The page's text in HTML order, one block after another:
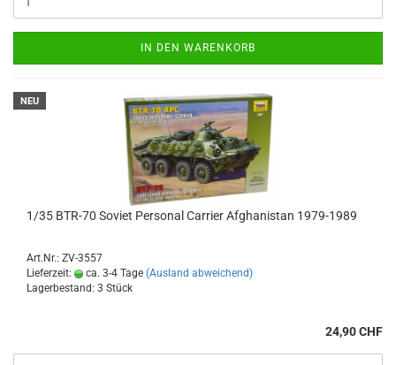
IN DEN WARENKORB
NEU
1/35 BTR-70 Soviet Personal Carrier Afghanistan 1979-1989
Art.Nr.: ZV-3557
Lieferzeit:
ca. 3-4 Tage (Ausland abweichend)
Lagerbestand: 3 Stück
24,90 CHF